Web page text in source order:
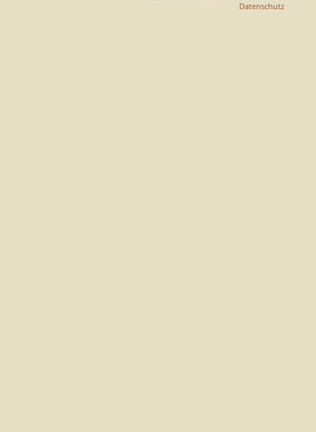
Datenschutz